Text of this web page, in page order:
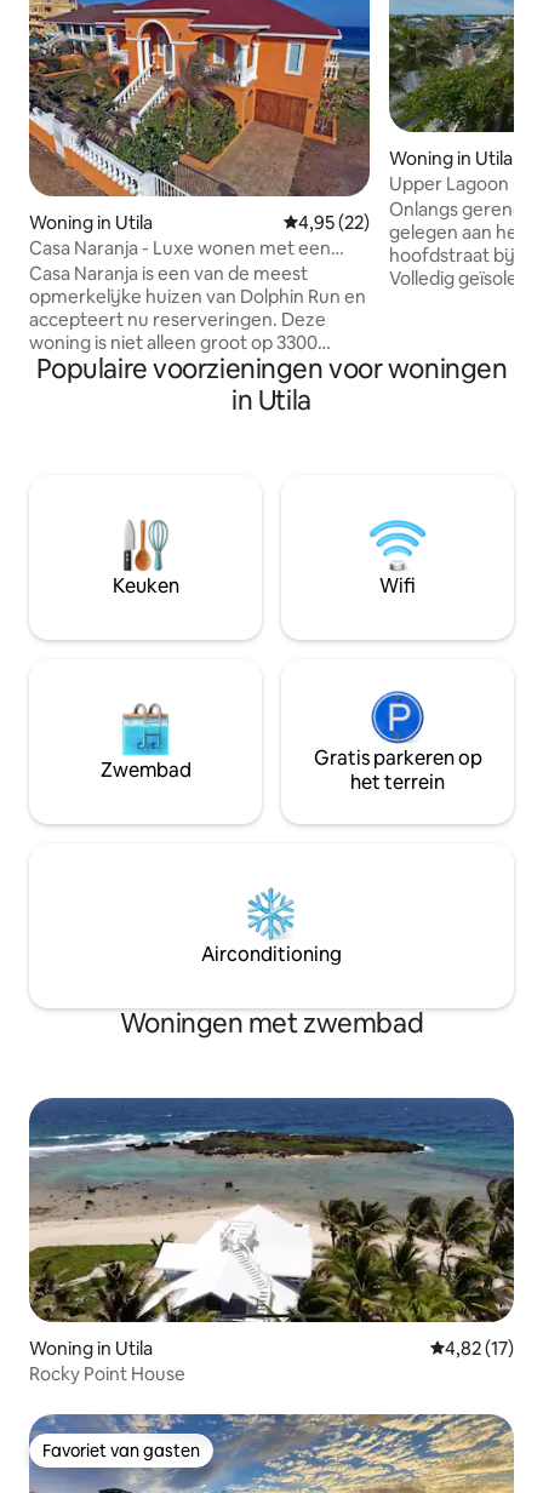
Woning in Utila Gemiddelde beoordeling van
4,95 (22)
Casa Naranja - Luxe wonen met een
eigen zwembad
Casa Naranja is een van de meest
opmerkelijke huizen van Dolphin Run en
accepteert nu reserveringen. Deze
woning is niet alleen groot op 3300
vierkante meter, maar het is ingericht
om de ruimte te maximaliseren voor
maximaal 8 personen. Van een eigen
behagen. Het biedt 4 slaapkamers, een
gastronomische keuken, overal WiFi,
een flatscreen-tv in elke slaapkamer en
een grote tv in de woonkamer. Wonen
Woning in Utila
Upper Lagoon
Onlangs
gelegen aan het
hoofdstraat bij
Volledig
populaire
zonsopgangen
zien.
Populaire voorzieningen voor woningen
in Utila
Keuken Wifi
Zwembad
Gratis parkeren op
het terrein
Airconditioning
Woningen met zwembad
Woning in Utila Gemiddelde
4,82 (17)
Rocky Point House
Favoriet van gasten
Favoriet van gasten